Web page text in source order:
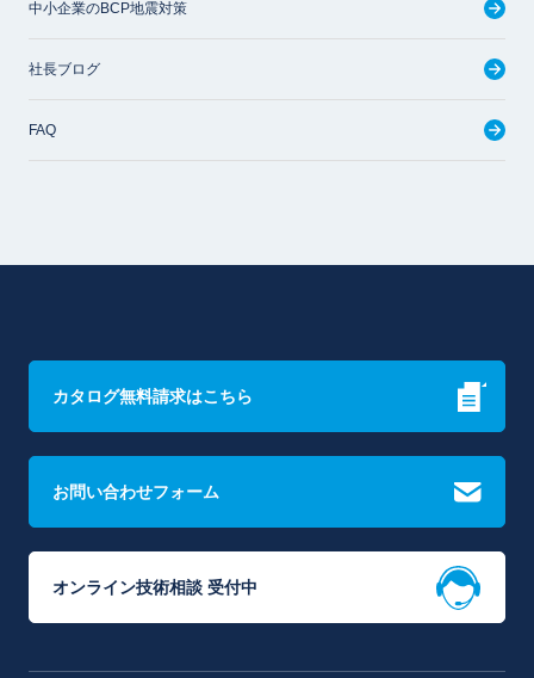
中小企業のBCP地震対策
社長ブログ
FAQ
カタログ無料請求はこちら
お問い合わせフォーム
オンライン技術相談 受付中